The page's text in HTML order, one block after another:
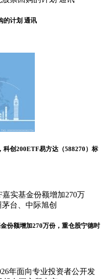
的计划 通讯
创200ETF易方达（588270）标
份额增加270万份，重仓股宁德时